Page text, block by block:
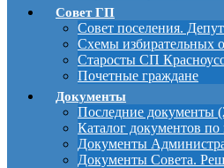
Совет ГП
Совет поселения.
Схемы избирательных
Старосты СП
Почетные граждане
Документы
Последние документы
Каталог документов по
Документы
Документы Совета.